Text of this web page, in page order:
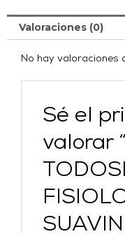
Valoraciones (0)
No hay valoraciones
Sé el
valorar